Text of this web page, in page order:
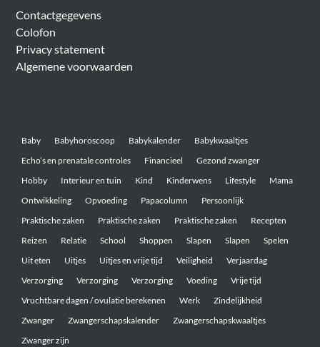
Contactgegevens
Colofon
Privacy statement
Algemene voorwaarden
Baby Babyhoroscoop Babykalender
Babykwaaltjes
Echo’s en prenatale controles
Financieel
Gezond zwanger
Hobby
Interieur en tuin Kind Kinderwens Lifestyle
Mama
Ontwikkeling
Opvoeding Papacolumn
Persoonlijk
Praktische zaken
Praktische zaken Praktische zaken
Recepten
Reizen
Relatie School Shoppen Slapen Slapen
Spelen
Uit eten
Uitjes Uitjes en vrije tijd Veiligheid
Verjaardag
Verzorging
Verzorging Verzorging Voeding
Vrije tijd
Vruchtbare dagen / ovulatie berekenen
Werk
Zindelijkheid
Zwanger
Zwangerschapskalender
Zwangerschapskwaaltjes
Zwanger zijn